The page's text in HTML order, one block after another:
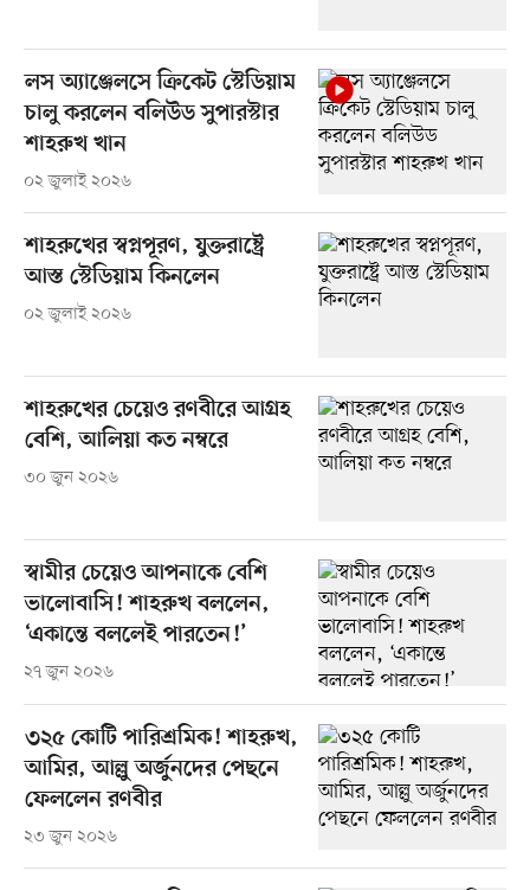
লস অ্যাঞ্জেলসে ক্রিকেট স্টেডিয়াম
চালু করলেন বলিউড সুপারস্টার
শাহরুখ খান
০২ জুলাই ২০২৬
শাহরুখের স্বপ্নপূরণ, যুক্তরাষ্ট্রে
আস্ত স্টেডিয়াম কিনলেন
০২ জুলাই ২০২৬
শাহরুখের চেয়েও রণবীরে আগ্রহ
বেশি, আলিয়া কত নম্বরে
৩০ জুন ২০২৬
স্বামীর চেয়েও আপনাকে বেশি
ভালোবাসি! শাহরুখ বললেন,
‘একান্তে বললেই পারতেন!’
২৭ জুন ২০২৬
৩২৫ কোটি পারিশ্রমিক! শাহরুখ,
আমির, আল্লু অর্জুনদের পেছনে
ফেললেন রণবীর
২৩ জুন ২০২৬